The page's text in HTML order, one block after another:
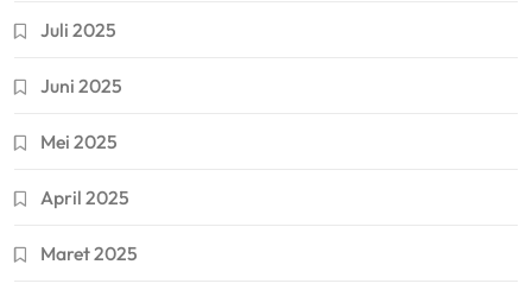
Juli 2025
Juni 2025
Mei 2025
April 2025
Maret 2025